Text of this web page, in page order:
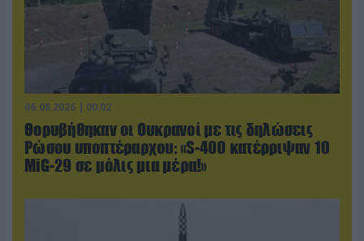
06.08.2026 | 00:02
Θορυβήθηκαν οι Ουκρανοί με τις δηλώσεις
Ρώσου υποπτέραρχου: «S-400 κατέρριψαν 10
MiG-29 σε μόλις μια μέρα!»